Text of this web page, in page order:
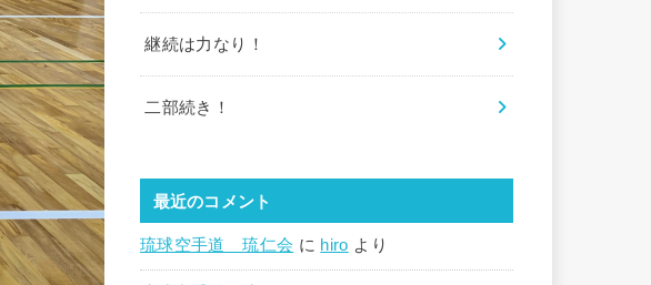
継続は力なり！
二部続き！
最近のコメント
琉球空手道 琉仁会 に hiro より